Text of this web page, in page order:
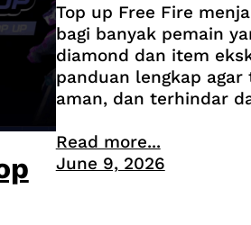
Top up Free Fire
bagi banyak pemain
diamond dan item
panduan lengkap
aman, dan terhindar
Read more...
June 9, 2026